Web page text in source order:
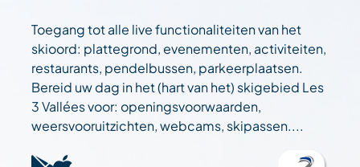
Toegang tot alle live functionaliteiten van het
skioord: plattegrond, evenementen, activiteiten,
restaurants, pendelbussen, parkeerplaatsen.
Bereid uw dag in het (hart van het) skigebied Les
3 Vallées voor: openingsvoorwaarden,
weersvooruitzichten, webcams, skipassen....